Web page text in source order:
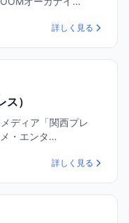
詳しく見る
）
ディア「関西プレ
・エンタ…
詳しく見る